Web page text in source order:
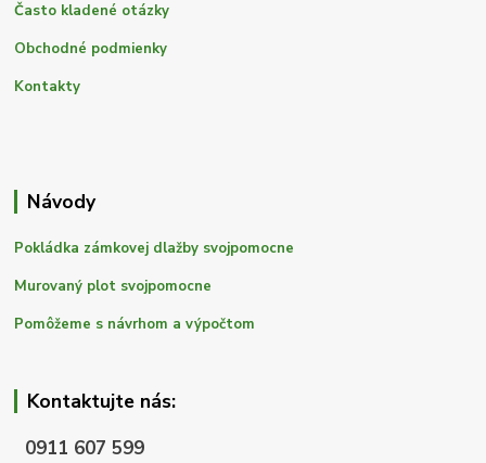
Často kladené otázky
Obchodné podmienky
Kontakty
Návody
Pokládka zámkovej dlažby svojpomocne
Murovaný plot svojpomocne
Pomôžeme s návrhom a výpočtom
Kontaktujte nás:
0911 607 599